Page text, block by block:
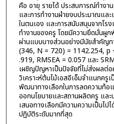
คือ อายุ รายได้ ประสบการณ์ทำงา
และการทำงานฝ่ายงบประมาณแล
ในตนเอง และการสนับสนุนจากโร
ทำงานของครู โดยมีความยึดมั่นผู
ผ่านแบบบางส่วนอย่างมีนัยสำคัญ
(346, N = 720) = 1142.254, p
.919, RMSEA = 0.057 และ
เผชิญปัญหาเป็นปัจจัยที่ไม่ส่งผลต่อ
วิเคราะห์ต้นไม้เอสอีเอ็มจำแนกค
พัฒนาทางเลือกในการลดความท้อ
ออกนโยบายและสถานผลิตครู และ
เสนอทางเลือกมีความความเป็นไป
ปฏิบัติระดับมากที่สุด